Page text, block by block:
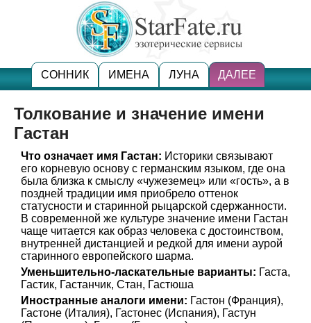
СОННИК ИМЕНА ЛУНА ДАЛЕЕ
Толкование и значение имени
Гастан
Что означает имя Гастан: Историки связывают
его корневую основу с германским языком, где она
была близка к смыслу «чужеземец» или «гость», а в
поздней традиции имя приобрело оттенок
статусности и старинной рыцарской сдержанности.
В современной же культуре значение имени Гастан
чаще читается как образ человека с достоинством,
внутренней дистанцией и редкой для имени аурой
старинного европейского шарма.
Уменьшительно-ласкательные варианты: Гаста,
Гастик, Гастанчик, Стан, Гастюша
Иностранные аналоги имени: Гастон (Франция),
Гастоне (Италия), Гастонес (Испания), Гастун